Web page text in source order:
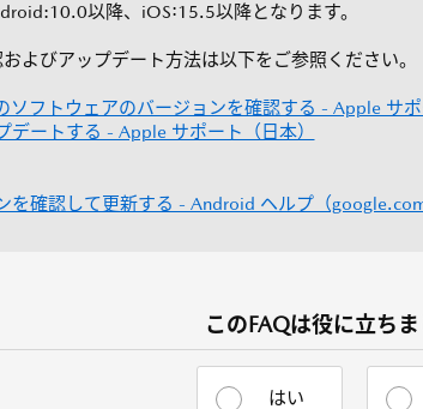
以降、iOS:15.5以降となります。
よびアップデート方法は以下をご参照ください。
ソフトウェアのバージョンを確認する - Apple サポ
デートする - Apple サポート（日本）
を確認して更新する - Android ヘルプ（google.com
このFAQは役に立ち
はい